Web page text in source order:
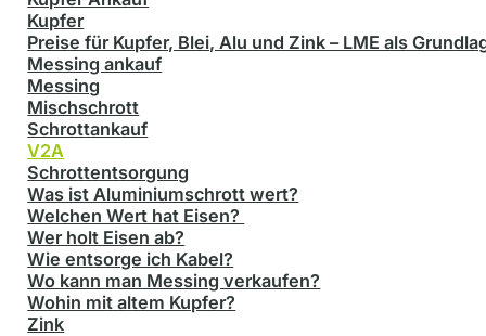
Kupfer
Preise für Kupfer, Blei, Alu und Zink – LME als
Messing ankauf
Messing
Mischschrott
Schrottankauf
V2A
Schrottentsorgung
Was ist Aluminiumschrott wert?
Welchen Wert hat Eisen?
Wer holt Eisen ab?
Wie entsorge ich Kabel?
Wo kann man Messing verkaufen?
Wohin mit altem Kupfer?
Zink